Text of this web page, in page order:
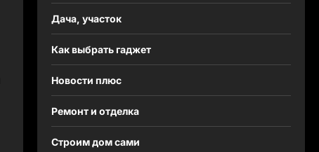
Дача, участок
Как выбрать гаджет
Новости плюс
Ремонт и отделка
Строим дом сами